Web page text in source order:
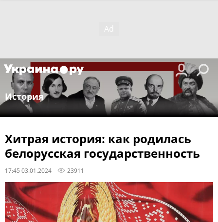
История
Хитрая история: как родилась
белорусская государственность
17:45 03.01.2024 23911